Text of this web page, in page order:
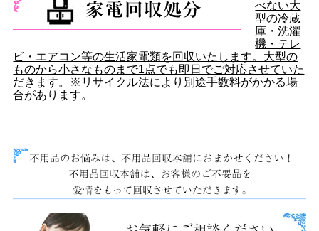
べない大
型の冷蔵
庫・洗濯
機・テレ
ビ・エアコン等の生活家電類を回収いたします。大型の
ものから小さなものまで1点でも即日でご対応させていた
だきます。※リサイクル法により別途手数料がかかる場
合があります。